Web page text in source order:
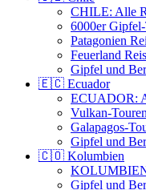
CHILE: Alle
6000er
Patagonien
Feuerland
Gipfel und
🇪🇨 Ecuador
ECUADOR:
Vulkan-
Galapagos-
Gipfel und
🇨🇴 Kolumbien
Gipfel und